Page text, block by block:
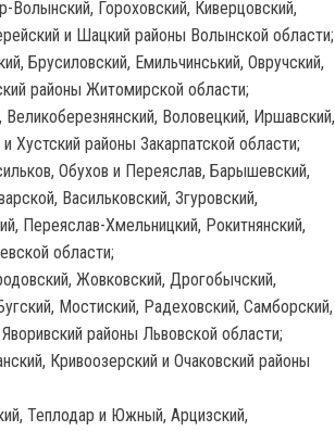
Гороховский, Киверцовский,
и Шацкий районы Волынской области;
Брусиловский, Емильчинський, Овручский,
районы Житомирской области;
Воловецкий, Иршавский,
Хустский районы Закарпатской области;
Обухов и Переяслав, Барышевский,
Васильковский, Згуровский,
Переяслав-Хмельницкий, Рокитнянский,
области;
Жовковский, Дрогобычский,
Мостиский, Радеховский, Самборский,
районы Львовской области;
Кривоозерский и Очаковский районы
Теплодар и Южный, Арцизский,